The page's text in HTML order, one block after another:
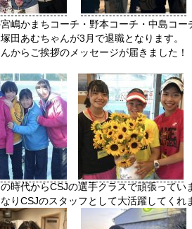
嶋かまちコーチ・野本コーチ・中島コー
田あむちゃんが3月で退職となります。
からご挨拶のメッセージが届きました！
時代からCSJの選手クラスで頑張って
りCSJのスタッフとして大活躍してく